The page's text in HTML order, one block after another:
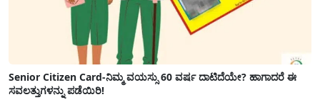
Senior Citizen Card-ನಿಮ್ಮ ವಯಸ್ಸು 60 ವರ್ಷ ದಾಟಿದೆಯೇ? ಹಾಗಾದರೆ ಈ
ಸವಲತ್ತುಗಳನ್ನು ಪಡೆಯಿರಿ!